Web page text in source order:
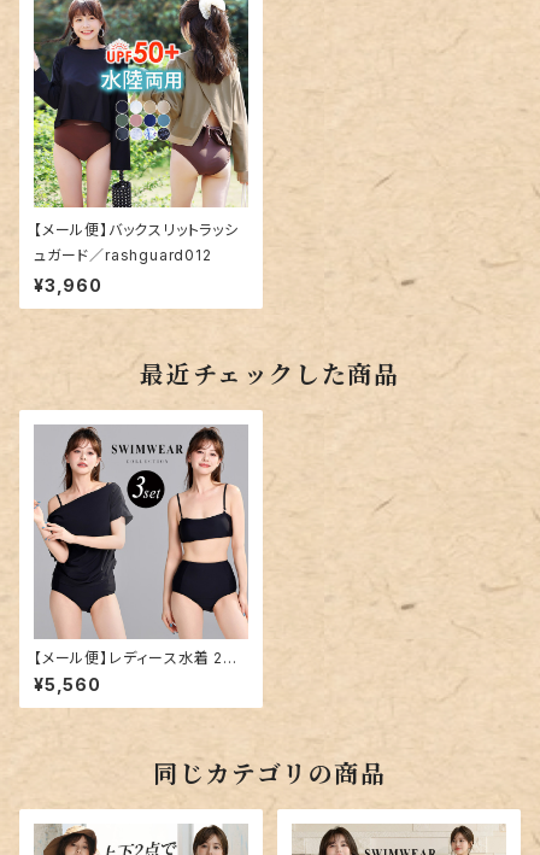
【メール便】バックスリットラッシ
ュガード／rashguard012
¥3,960
最近チェックした商品
【メール便】レディース水着 2WA
Yオフショル ドレープトップス ハ
イウエストビキニ 3点セット／h
ys3335
¥5,560
同じカテゴリの商品